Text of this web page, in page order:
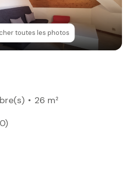
toutes les photos
26 m²